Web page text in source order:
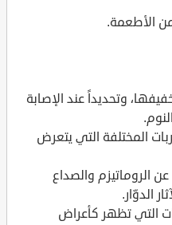
الأطعمة.
وتحديداً عند الإصابة
المختلفة التي يتعرض
الروماتيزم والصداع
الدوّار.
التي تظهر كأعراض